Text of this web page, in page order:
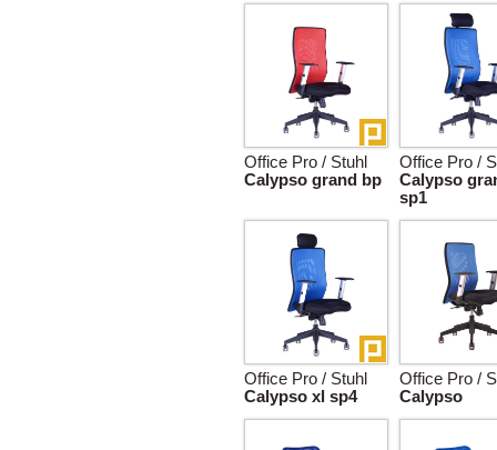
Office Pro / Stuhl
Calypso grand bp
Office Pro /
Calypso
sp1
Office Pro / Stuhl
Calypso xl sp4
Office Pro /
Calypso